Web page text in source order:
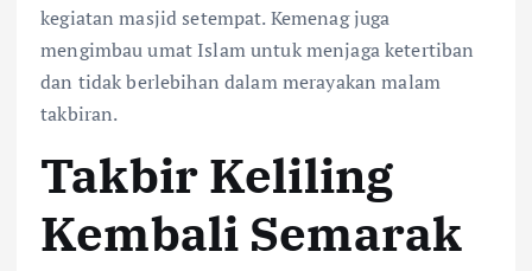
kegiatan masjid setempat. Kemenag juga
mengimbau umat Islam untuk menjaga ketertiban
dan tidak berlebihan dalam merayakan malam
takbiran.
Takbir Keliling
Kembali Semarak